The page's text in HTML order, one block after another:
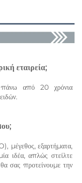
εταιρεία;
πάνω από 20 χρόνια
μέγεθος, εξαρτήματα,
ιδέα, απλώς στείλτε
σας προτείνουμε την